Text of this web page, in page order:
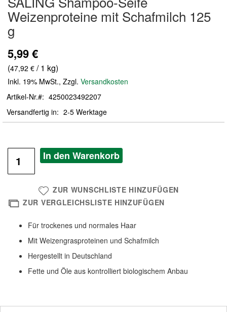
der
Bildergalerie
springen
Weizenproteine mit Schafmilch 125
g
5,99 €
(47,92 € / 1 kg)
Inkl. 19% MwSt., Zzgl. Versandkosten
Artikel-Nr.
4250023492207
Versandfertig in
2-5 Werktage
In den Warenkorb
ZUR WUNSCHLISTE HINZUFÜGEN
ZUR VERGLEICHSLISTE HINZUFÜGEN
Für trockenes und normales Haar
Mit Weizengrasproteinen und Schafmilch
Hergestellt in Deutschland
Fette und Öle aus kontrolliert biologischem Anbau